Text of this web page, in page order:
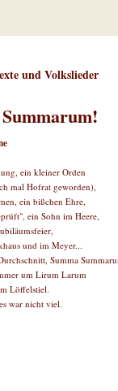
und Volkslieder
ein kleiner Orden
mal Hofrat geworden),
ein bißchen Ehre,
ein Sohn im Heere,
und im Meyer...
Summa
um Lirum Larum
Löffelstiel.
war nicht viel.